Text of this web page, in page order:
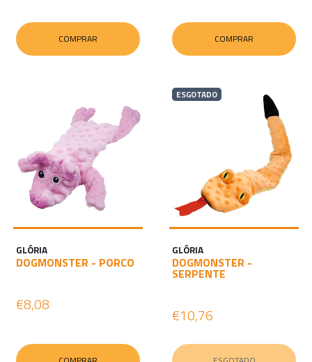
COMPRAR COMPRAR
GLÓRIA
DOGMONSTER - PORCO
€8,08
ESGOTADO
GLÓRIA
DOGMONSTER -
SERPENTE
€10,76